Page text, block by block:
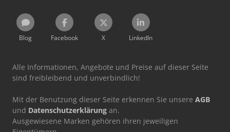
Blog Facebook X LinkedIn
Alle Informationen, Angebote und Preise auf dieser Seite
sind freibleibend und unverbindlich!
Mit der Benutzung dieser Seite erkennen Sie unsere AGB
und Datenschutzerklärung an.
Ausgewiesene Marken gehören ihren jeweiligen